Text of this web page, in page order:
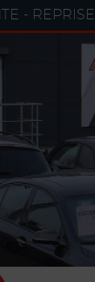
- REPRISE